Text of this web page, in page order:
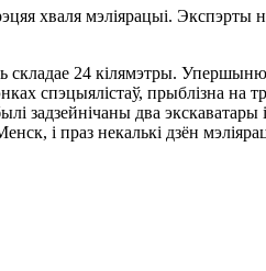
хваля мэліярацыі. Экспэрты
складае 24 кілямэтры.
спэцыялістаў, прыблізна на
задзейнічаны два экскаватары
і праз некалькі дзён